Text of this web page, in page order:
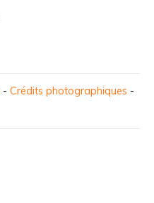
- Crédits photographiques -